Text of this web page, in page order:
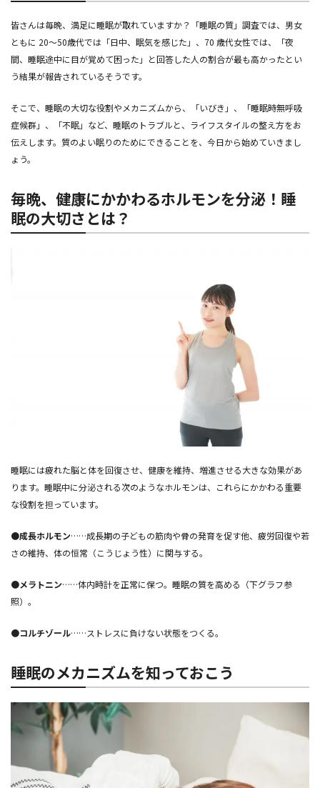
皆さんは毎晩、満足に睡眠が取れていますか？「睡眠の質」調査では、男女
ともに 20～50歳代では「日中、眠気を感じた」、70 歳代女性では、「夜
間、睡眠途中に目が覚めて困った」と回答した人の割合が最も高かったとい
う結果が報告されているそうです。
そこで、睡眠の大切な役割やメカニズムから、「いびき」、「睡眠時無呼吸
症候群」、「不眠」など、睡眠のトラブルと、ライフスタイルの整え方をお
伝えします。質のよい眠りのためにできることを、今日から始めていきまし
ょう。
毎晩、健康にかかわるホルモンを分泌！睡
眠の大切さとは？
睡眠には疲れた脳と体を回復させ、健康を維持、増進させる大きな効果があ
ります。睡眠中に分泌される次のようなホルモンは、これらにかかわる重要
な役割を担っています。
●成長ホルモン……成長期の子どもの筋肉や骨の発育を促す他、疲労回復や若
さの維持、体の恒常（こうじょう性）に関与する。
●メラトニン……体内時計を正常に保つ。睡眠の質を高める（下グラフ参
照）。
●コルチゾール……ストレスに負けない状態をつくる。
睡眠のメカニズムを知っておこう